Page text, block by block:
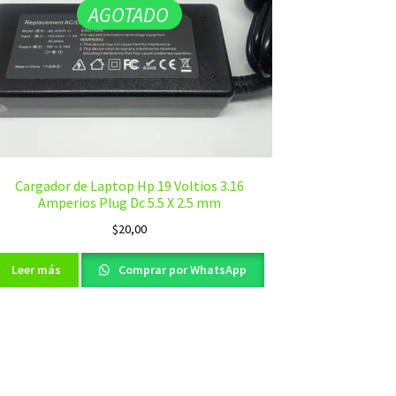
AGOTADO
Cargador de Laptop Hp 19 Voltios 3.16
Amperios Plug Dc 5.5 X 2.5 mm
$20,00
Leer más Comprar por WhatsApp